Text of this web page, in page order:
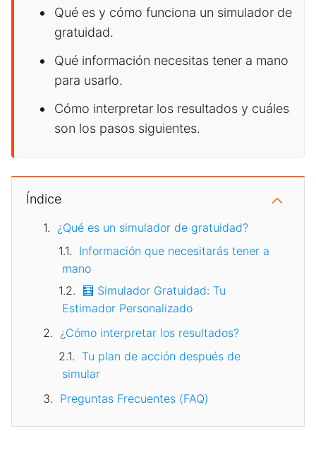
Qué es y cómo funciona un simulador de
gratuidad.
Qué información necesitas tener a mano
para usarlo.
Cómo interpretar los resultados y cuáles
son los pasos siguientes.
Índice
¿Qué es un simulador de gratuidad?
Información que necesitarás tener a
mano
🧮 Simulador Gratuidad: Tu
Estimador Personalizado
¿Cómo interpretar los resultados?
Tu plan de acción después de
simular
Preguntas Frecuentes (FAQ)